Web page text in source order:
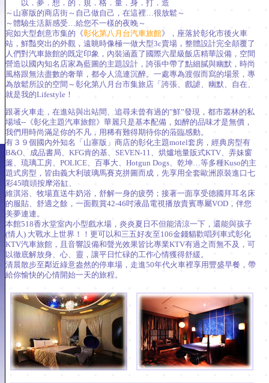
以．夢．想．的．規．格．量．身．打．造
～山寨版的商店街～自己做自己，在這裡…很放鬆～
～體驗生活新感受…給您不一樣的夜晚～
宛如大型創意市集的《彰化第八月台汽車旅館》，座落於彰化市後火車
站，鮮豔突出的外觀，遠眺時像極一做大型3c賣場，整體設計完全顛覆了
人們對汽車旅館的既定印象，內裝涵蓋了國際六星級飯店精華設備，空間
營造以國內知名店家為藍圖的主題設計，誇張中帶了點細膩與幽默，時尚
風格跟無法盡數的奢華，都令人流連沉醉。一處專為渡假而寫的場景，專
為放鬆所設的空間～彰化第八月台市集旅店「誇張、戲謔、幽默、自在、
就是我的Lifestyle！
跟著火車走，在進站與出站間、追尋未曾有過的”鮮”發現，都市叢林的私
場域--《彰化主題汽車旅館》華麗只是基本配備，如醉的品味才是無價，
我們用時尚滿足你的不凡，用稀有難得期待你的蒞臨感動。
有３９個國內外知名「山寨版」商店的彰化主題motel套房，經典房型有
B&O、成品書局、KFG肯的基、SEVEN-11、烘爐地量販式KTV、弄妹窗
簾、琉璃工房、POLICE、百事大、Hotgun Dogs、乾坤…等多種Kuso的主
題式房型，皆由義大利玻璃馬賽克拼圖而成，先享用全套歐洲原裝進口七
彩45噴頭按摩浴缸、
維淇浴、牧場直送牛奶浴，舒解一身的疲勞；接著一面享受德國拜耳名床
的服貼、舒適之餘，一面觀賞42-46吋液晶電視播放貴賓專屬VOD，伴您
美夢連連。
本館518香水堂室內小型戲水場，炎炎夏日不但能清涼一下，還能與孩子
(情人) 大戰水上世界！！更可以和三五好友至106金錢貓歡唱列車式彰化
KTV汽車旅館，且音響設備和聲光效果皆比專業KTV有過之而無不及，可
以徹底解放身、心、靈，讓平日忙碌的工作心情獲得舒緩。
清晨散步至鄰近綠意盎然的停車場，走進50年代火車裡享用豐盛早餐，帶
給你愉快的心情開始一天的旅程。